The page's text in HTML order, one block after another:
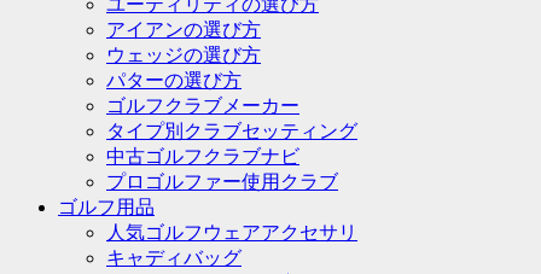
ユーティリティの選び方
アイアンの選び方
ウェッジの選び方
パターの選び方
ゴルフクラブメーカー
タイプ別クラブセッティング
中古ゴルフクラブナビ
プロゴルファー使用クラブ
ゴルフ用品
人気ゴルフウェアアクセサリ
キャディバッグ